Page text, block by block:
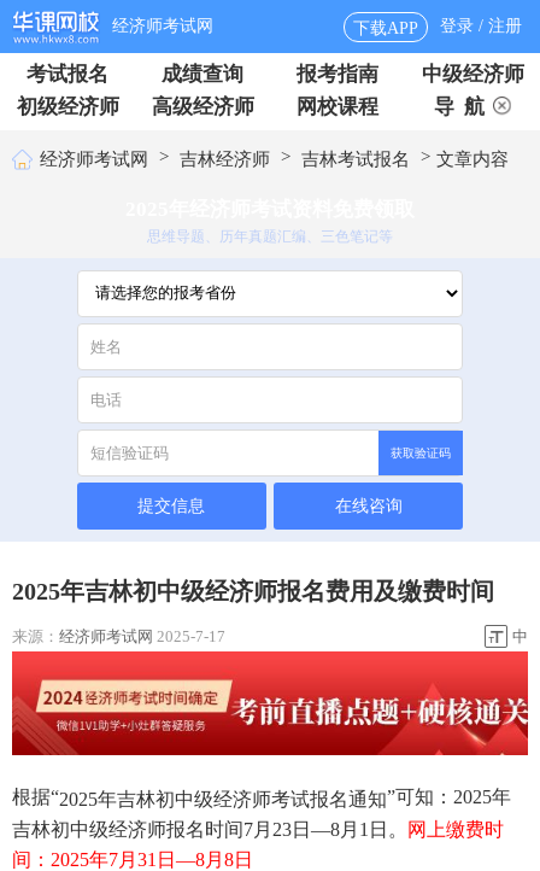
经济师考试网 下载APP 登录 / 注册
考试报名 成绩查询 报考指南
中级经济师
初级经济师
高级经济师 网校课程 导 航
经济师考试网 > 吉林经济师 > 吉林考试报名 > 文章内容
思维导题、历年真题汇编、三色笔记等
获取验证码
提交信息 在线咨询
2025年吉林初中级经济师报名费用及缴费时间
来源： 经济师考试网 2025-7-17 中
根据“2025年吉林初中级经济师考试报名通知”可知：2025年
吉林初中级经济师报名时间7月23日—8月1日。
网上缴费时
间：2025年7月31日—8月8日